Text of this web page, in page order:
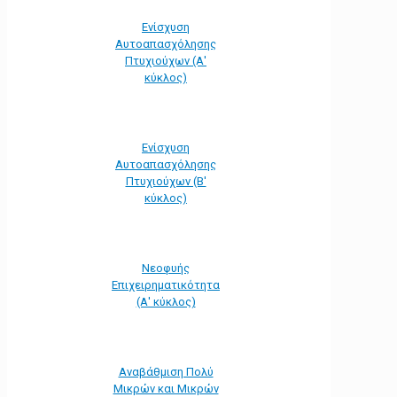
Ενίσχυση
Αυτοαπασχόλησης
Πτυχιούχων (Α'
κύκλος)
Ενίσχυση
Αυτοαπασχόλησης
Πτυχιούχων (Β'
κύκλος)
Νεοφυής
Επιχειρηματικότητα
(Α' κύκλος)
Αναβάθμιση Πολύ
Μικρών και Μικρών